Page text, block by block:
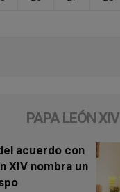
PAPA LEÓN XIV
acuerdo con
XIV nombra un